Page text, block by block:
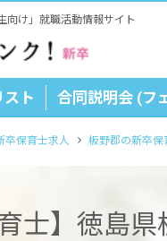
向け」就職活動情報サイト
スト 合同説明会 (フ
卒保育士求人 板野郡の新卒保
士】徳島